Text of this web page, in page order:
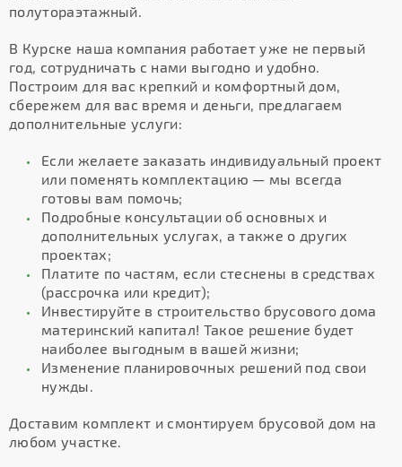
полутораэтажный.
В Курске наша компания работает уже не первый
год, сотрудничать с нами выгодно и удобно.
Построим для вас крепкий и комфортный дом,
сбережем для вас время и деньги, предлагаем
дополнительные услуги:
Если желаете заказать индивидуальный проект
или поменять комплектацию — мы всегда
готовы вам помочь;
Подробные консультации об основных и
дополнительных услугах, а также о других
проектах;
Платите по частям, если стеснены в средствах
(рассрочка или кредит);
Инвестируйте в строительство брусового дома
материнский капитал! Такое решение будет
наиболее выгодным в вашей жизни;
Изменение планировочных решений под свои
нужды.
Доставим комплект и смонтируем брусовой дом на
любом участке.